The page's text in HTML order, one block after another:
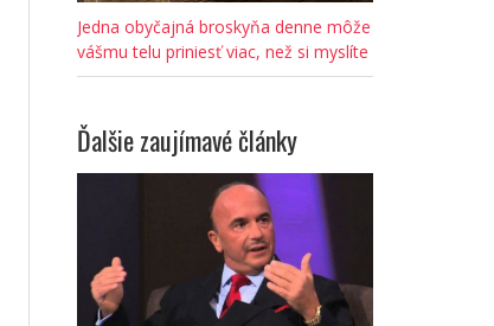
Jedna obyčajná broskyňa denne môže
vášmu telu priniesť viac, než si myslíte
Ďalšie zaujímavé články